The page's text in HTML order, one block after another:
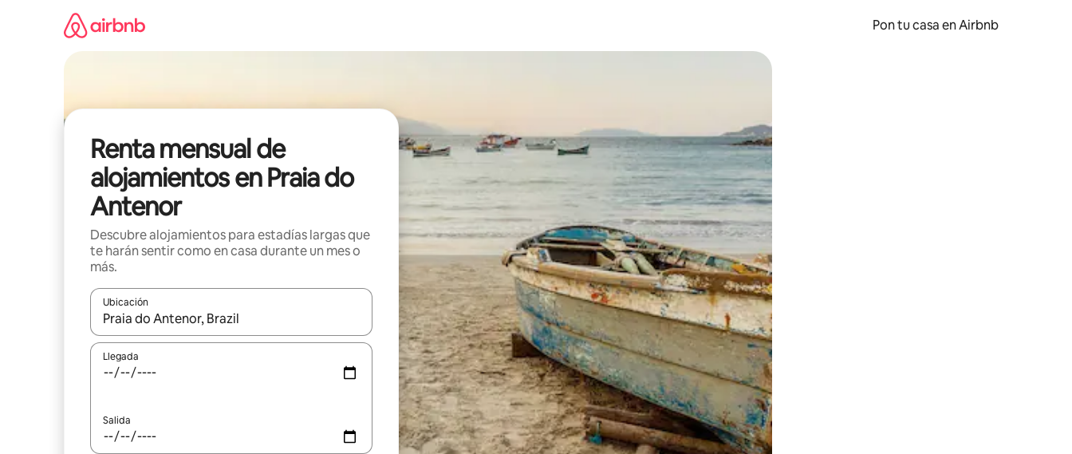
Pon tu casa en Airbnb
Renta mensual de
alojamientos en Praia do
Antenor
Descubre alojamientos para estadías largas que
te harán sentir como en casa durante un mes o
más.
Ubicación
Cuando los resultados estén disponibles, navega con las teclas de flecha hacia arriba y hacia abajo o explora con el tacto o desliza el dedo.
Llegada
Salida